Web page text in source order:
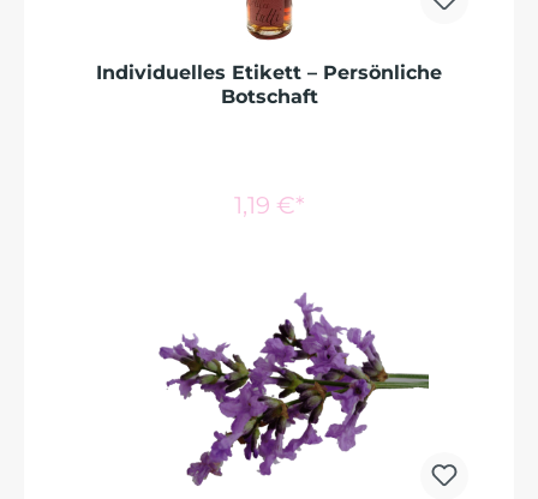
Individuelles Etikett – Persönliche
Botschaft
1,19 €*
In den Warenkorb